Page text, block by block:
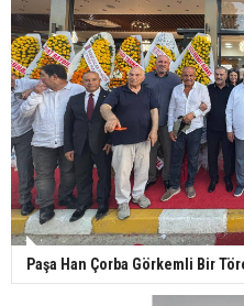
Paşa Han Çorba Görkemli Bir